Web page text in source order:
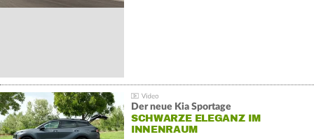
Der neue Kia Sportage
SCHWARZE ELEGANZ IM
INNENRAUM